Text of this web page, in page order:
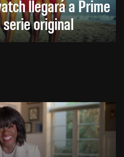
llegará a Prime
original